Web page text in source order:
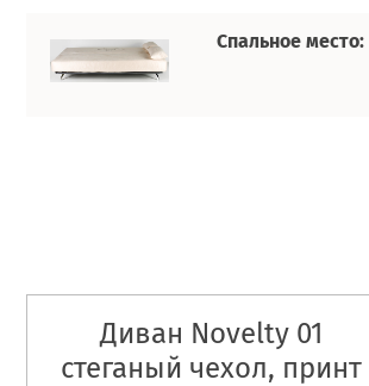
Спальное место:
Диван Novelty 01
стеганый чехол, принт